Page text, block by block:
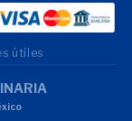
útiles